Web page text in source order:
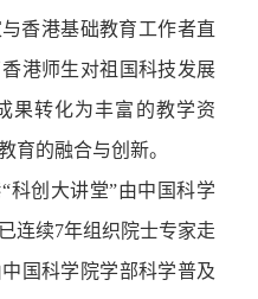
香港基础教育工作者直
港师生对祖国科技发展
果转化为丰富的教学资
育的融合与创新。
“科创大讲堂”由中国科学
连续7年组织院士专家走
国科学院学部科学普及